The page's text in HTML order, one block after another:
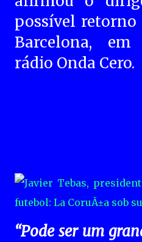
possível
Barcelona,
rádio Onda Cero.
“Pode ser um